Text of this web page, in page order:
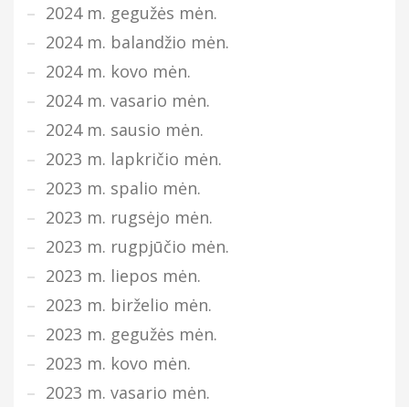
2024 m. gegužės mėn.
2024 m. balandžio mėn.
2024 m. kovo mėn.
2024 m. vasario mėn.
2024 m. sausio mėn.
2023 m. lapkričio mėn.
2023 m. spalio mėn.
2023 m. rugsėjo mėn.
2023 m. rugpjūčio mėn.
2023 m. liepos mėn.
2023 m. birželio mėn.
2023 m. gegužės mėn.
2023 m. kovo mėn.
2023 m. vasario mėn.